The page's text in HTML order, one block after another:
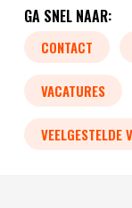
GA SNEL NAAR:
CONTACT
VACATURES
VEELGESTELDE